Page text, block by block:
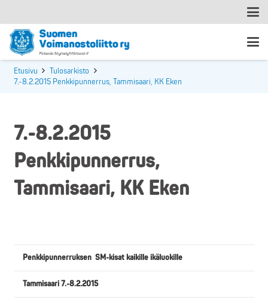
Etusivu
Tulosarkisto
7.-8.2.2015 Penkkipunnerrus, Tammisaari, KK Eken
7.-8.2.2015
Penkkipunnerrus,
Tammisaari, KK Eken
Penkkipunnerruksen SM-kisat kaikille ikäluokille
Tammisaari 7.-8.2.2015